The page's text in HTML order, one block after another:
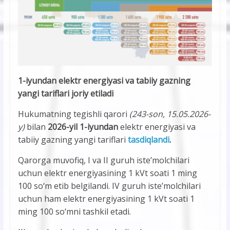
1-iyundan elektr energiyasi va tabiiy gazning
yangi tariflari joriy etiladi
Hukumatning tegishli qarori (243-son, 15.05.2026-
y)bilan 2026-yil 1-iyundanelektr energiyasi va
tabiiy gazning yangi tariflari tasdiqlandi.
Qarorga muvofiq, I va II guruh iste’molchilari
uchun elektr energiyasining 1 kVt soati 1 ming
100 so‘m etib belgilandi. IV guruh iste’molchilari
uchun ham elektr energiyasining 1 kVt soati 1
ming 100 so‘mni tashkil etadi.